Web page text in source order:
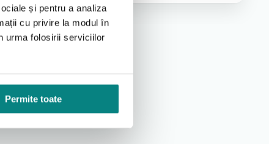
și pentru a analiza
cu privire la modul în
urma folosirii serviciilor
Permite toate